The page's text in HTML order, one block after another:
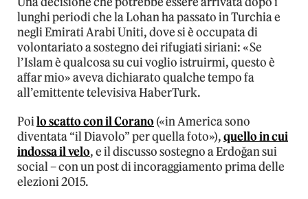
lunghi periodi che la Lohan ha passato in Turchia e
negli Emirati Arabi Uniti, dove si è occupata di
volontariato a sostegno dei rifugiati siriani: «Se
l’Islam è qualcosa su cui voglio istruirmi, questo è
affar mio» aveva dichiarato qualche tempo fa
all’emittente televisiva HaberTurk.
Poilo scatto con il Corano («in America sono
diventata “il Diavolo” per quella foto»),quello in cui
indossa il velo, e il discusso sostegno a Erdoğan sui
social – con un post di incoraggiamento prima delle
elezioni 2015.